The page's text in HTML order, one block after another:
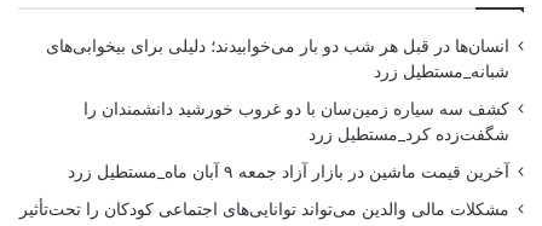
انسان‌ها در قبل هر شب دو بار می‌خوابیدند؛ دلیلی برای بیخوابی‌های
شبانه_مستطیل زرد
کشف سه سیاره زمین‌سان با دو غروب خورشید دانشمندان را
شگفت‌زده کرد_مستطیل زرد
آخرین قیمت ماشین در بازار آزاد جمعه ۹ آبان ماه_مستطیل زرد
مشکلات مالی والدین می‌تواند توانایی‌های اجتماعی کودکان را تحت‌تأثیر